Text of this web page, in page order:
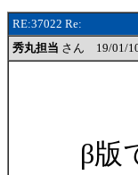
RE:37022 Re:
秀丸担当 さん 19/01/
β版